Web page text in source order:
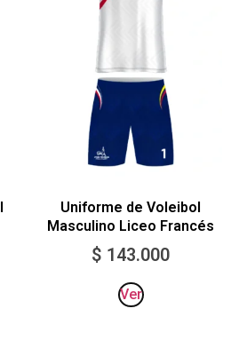
Uniforme de Voleibol
Masculino Liceo Francés
$ 143.000
Ver